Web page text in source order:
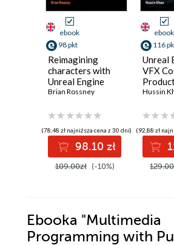
ebook
98 pkt
Reimagining
characters with
Unreal Engine
MetaHuman
complete workflow
guide for motion
capture and
animation in
Unreal Engine 5 -
Second Edition
Brian Rossney
(78,48 zł najniższa cena z 30 dni)
98.10 zł
109.00zł (-10%)
ebook
116
Unreal
VFX
Niagara
cloth
Hussin
(92,88 zł
Ebooka "Multimedia
Programming with